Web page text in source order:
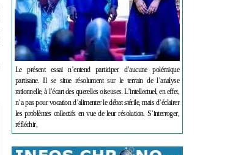
Le présent essai n’entend participer d’aucune polémique
partisane. Il se situe résolument sur le terrain de l’analyse
rationnelle, à l’écart des querelles oiseuses. L’intellectuel, en effet,
n’a pas pour vocation d’alimenter le débat stérile, mais d’éclairer
les problèmes collectifs en vue de leur résolution. S’interroger,
réfléchir,